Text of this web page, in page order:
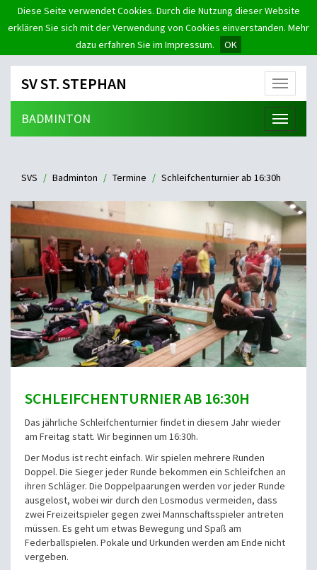
Diese Seite verwendet Cookies. Durch die Nutzung dieser Website
erklären Sie sich mit der Verwendung von Cookies einverstanden. Mehr
dazu erfahren Sie im Impressum.
OK
Menü
SV ST. STEPHAN
Menü
BADMINTON
SVS Badminton Termine Schleifchenturnier ab 16:30h
SCHLEIFCHENTURNIER AB 16:30H
Das jährliche Schleifchenturnier findet in diesem Jahr wieder
am Freitag statt. Wir beginnen um 16:30h.
Der Modus ist recht einfach. Wir spielen mehrere Runden
Doppel. Die Sieger jeder Runde bekommen ein Schleifchen an
ihren Schläger. Die Doppelpaarungen werden vor jeder Runde
ausgelost, wobei wir durch den Losmodus vermeiden, dass
zwei Freizeitspieler gegen zwei Mannschaftsspieler antreten
müssen. Es geht um etwas Bewegung und Spaß am
Federballspielen. Pokale und Urkunden werden am Ende nicht
vergeben.